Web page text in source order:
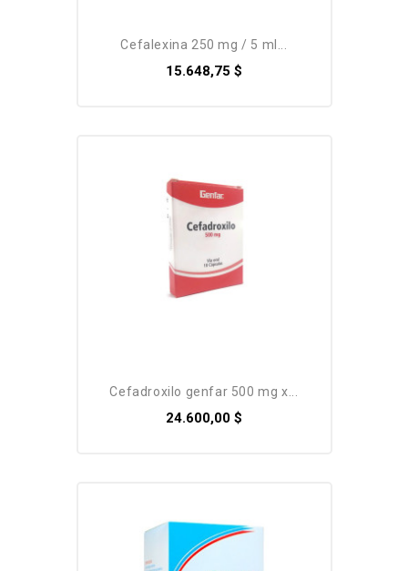
cefalexina 250 mg / 5 ml...
15.648,75 $
cefadroxilo genfar 500 mg x...
24.600,00 $